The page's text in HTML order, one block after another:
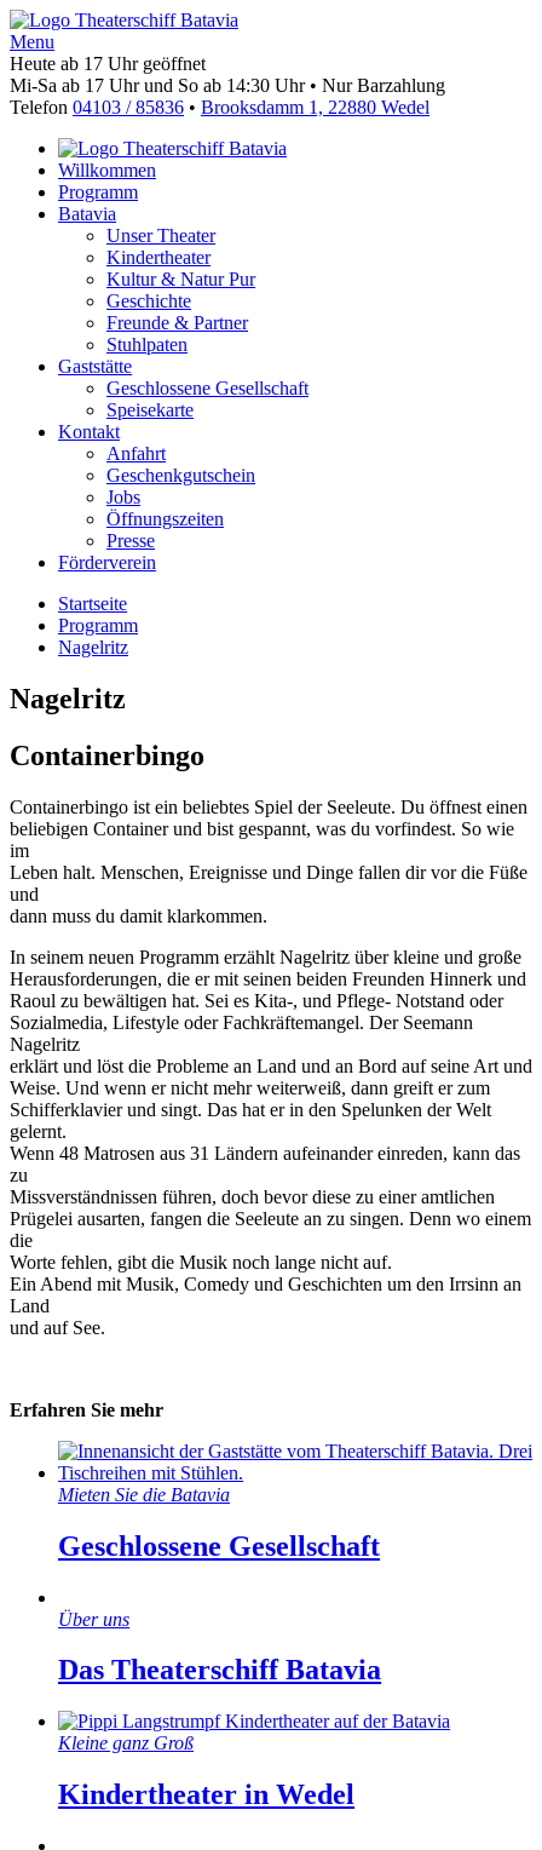
Menu
Heute ab 17 Uhr geöffnet
Mi-Sa ab 17 Uhr und So ab 14:30 Uhr • Nur Barzahlung
Telefon 04103 / 85836 • Brooksdamm 1, 22880 Wedel
Willkommen
Programm
Batavia
Unser Theater
Kindertheater
Kultur & Natur Pur
Geschichte
Freunde & Partner
Stuhlpaten
Gaststätte
Geschlossene Gesellschaft
Speisekarte
Kontakt
Anfahrt
Geschenkgutschein
Jobs
Öffnungszeiten
Presse
Förderverein
Startseite
Programm
Nagelritz
Nagelritz
Containerbingo
Containerbingo ist ein beliebtes Spiel der Seeleute. Du öffnest einen
beliebigen Container und bist gespannt, was du vorfindest. So wie
im
Leben halt. Menschen, Ereignisse und Dinge fallen dir vor die Füße
und
dann muss du damit klarkommen.
In seinem neuen Programm erzählt Nagelritz über kleine und große
Herausforderungen, die er mit seinen beiden Freunden Hinnerk und
Raoul zu bewältigen hat. Sei es Kita-, und Pflege- Notstand oder
Sozialmedia, Lifestyle oder Fachkräftemangel. Der Seemann
Nagelritz
erklärt und löst die Probleme an Land und an Bord auf seine Art und
Weise. Und wenn er nicht mehr weiterweiß, dann greift er zum
Schifferklavier und singt. Das hat er in den Spelunken der Welt
gelernt.
Wenn 48 Matrosen aus 31 Ländern aufeinander einreden, kann das
zu
Missverständnissen führen, doch bevor diese zu einer amtlichen
Prügelei ausarten, fangen die Seeleute an zu singen. Denn wo einem
die
Worte fehlen, gibt die Musik noch lange nicht auf.
Ein Abend mit Musik, Comedy und Geschichten um den Irrsinn an
Land
und auf See.
Erfahren Sie mehr
Mieten Sie die Batavia
Geschlossene Gesellschaft
Über uns
Das Theaterschiff Batavia
Kleine ganz Groß
Kindertheater in Wedel